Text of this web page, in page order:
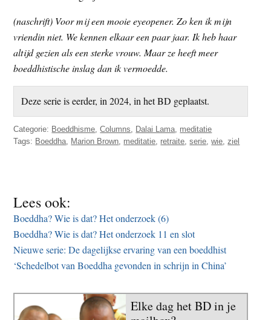
(naschrift) Voor mij een mooie eyeopener. Zo ken ik mijn
vriendin niet. We kennen elkaar een paar jaar. Ik heb haar
altijd gezien als een sterke vrouw. Maar ze heeft meer
boeddhistische inslag dan ik vermoedde.
Deze serie is eerder, in 2024, in het BD geplaatst.
Categorie: Boeddhisme ,Columns Dalai Lama meditatie
Tags: Boeddha Marion Brown meditatie retraite ,serie ,wie ,ziel
Lees ook:
Boeddha? Wie is dat? Het onderzoek (6)
Boeddha? Wie is dat? Het onderzoek 11 en slot
Nieuwe serie: De dagelijkse ervaring van een boeddhist
‘Schedelbot van Boeddha gevonden in schrijn in China’
Elke dag het BD in je